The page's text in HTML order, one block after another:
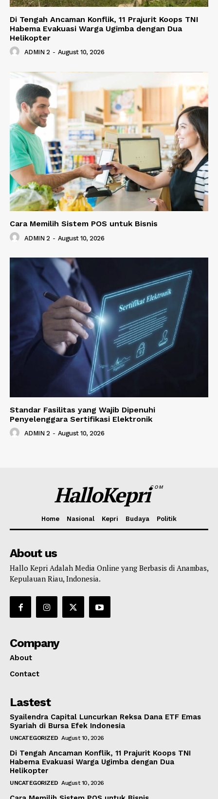
Di Tengah Ancaman Konflik, 11 Prajurit Koops TNI
Habema Evakuasi Warga Ugimba dengan Dua
Helikopter
ADMIN 2 - August 10, 2026
Cara Memilih Sistem POS untuk Bisnis
ADMIN 2 - August 10, 2026
Standar Fasilitas yang Wajib Dipenuhi
Penyelenggara Sertifikasi Elektronik
ADMIN 2 - August 10, 2026
HalloKepriCOM
Home Nasional Kepri Budaya Politik
About us
Hallo Kepri Adalah Media Online yang Berbasis di Anambas,
Kepulauan Riau, Indonesia.
Company
About
Contact
Lastest
Syailendra Capital Luncurkan Reksa Dana ETF Emas
Syariah di Bursa Efek Indonesia
UNCATEGORIZED August 10, 2026
Di Tengah Ancaman Konflik, 11 Prajurit Koops TNI
Habema Evakuasi Warga Ugimba dengan Dua
Helikopter
UNCATEGORIZED August 10, 2026